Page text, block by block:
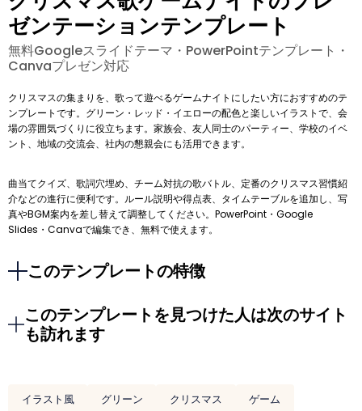
ゼンテーションテンプレート
無料Googleスライドテーマ・PowerPointテンプレート・
Canvaプレゼン対応
クリスマスの集まりを、歌って遊べるゲームナイトにしたい方におすすめのテ
ンプレートです。グリーン・レッド・イエローの配色と楽しいイラストで、会
場の雰囲気づくりに役立ちます。家族会、友人同士のパーティー、学校のイベ
ント、地域の交流会、社内の懇親会にも活用できます。
曲当てクイズ、歌詞穴埋め、チーム対抗の歌バトル、定番のクリスマス習慣紹
介などの進行に便利です。ルール説明や得点表、タイムテーブルを追加し、写
真やBGM案内を差し替えて調整してください。PowerPoint・Google
Slides・Canvaで編集でき、無料で使えます。
このテンプレートの特徴
このテンプレートを見つけた人は次のサイト
も訪れます
イラスト風 グリーン クリスマス
ゲーム